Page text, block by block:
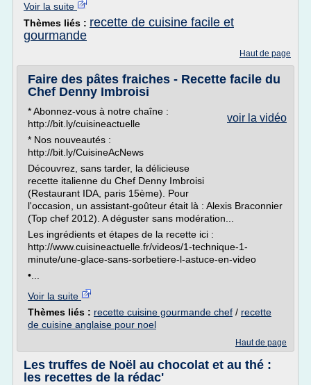
Voir la suite
Thèmes liés : recette de cuisine facile et
gourmande
Haut de page
Faire des pâtes fraiches - Recette facile du
Chef Denny Imbroisi
voir la vidéo
* Abonnez-vous à notre chaîne :
http://bit.ly/cuisineactuelle
* Nos nouveautés :
http://bit.ly/CuisineAcNews
Découvrez, sans tarder, la délicieuse
recette italienne du Chef Denny Imbroisi
(Restaurant IDA, paris 15ème). Pour
l'occasion, un assistant-goûteur était là : Alexis Braconnier
(Top chef 2012). A déguster sans modération...
Les ingrédients et étapes de la recette ici :
http://www.cuisineactuelle.fr/videos/1-technique-1-
minute/une-glace-sans-sorbetiere-l-astuce-en-video
•...
Voir la suite
Thèmes liés : recette cuisine gourmande chef / recette
de cuisine anglaise pour noel
Haut de page
Les truffes de Noël au chocolat et au thé :
les recettes de la rédac'